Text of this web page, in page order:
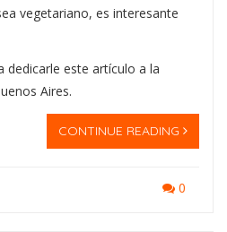
vegetariano, es interesante
este artículo a la
Aires.
CONTINUE READING
0